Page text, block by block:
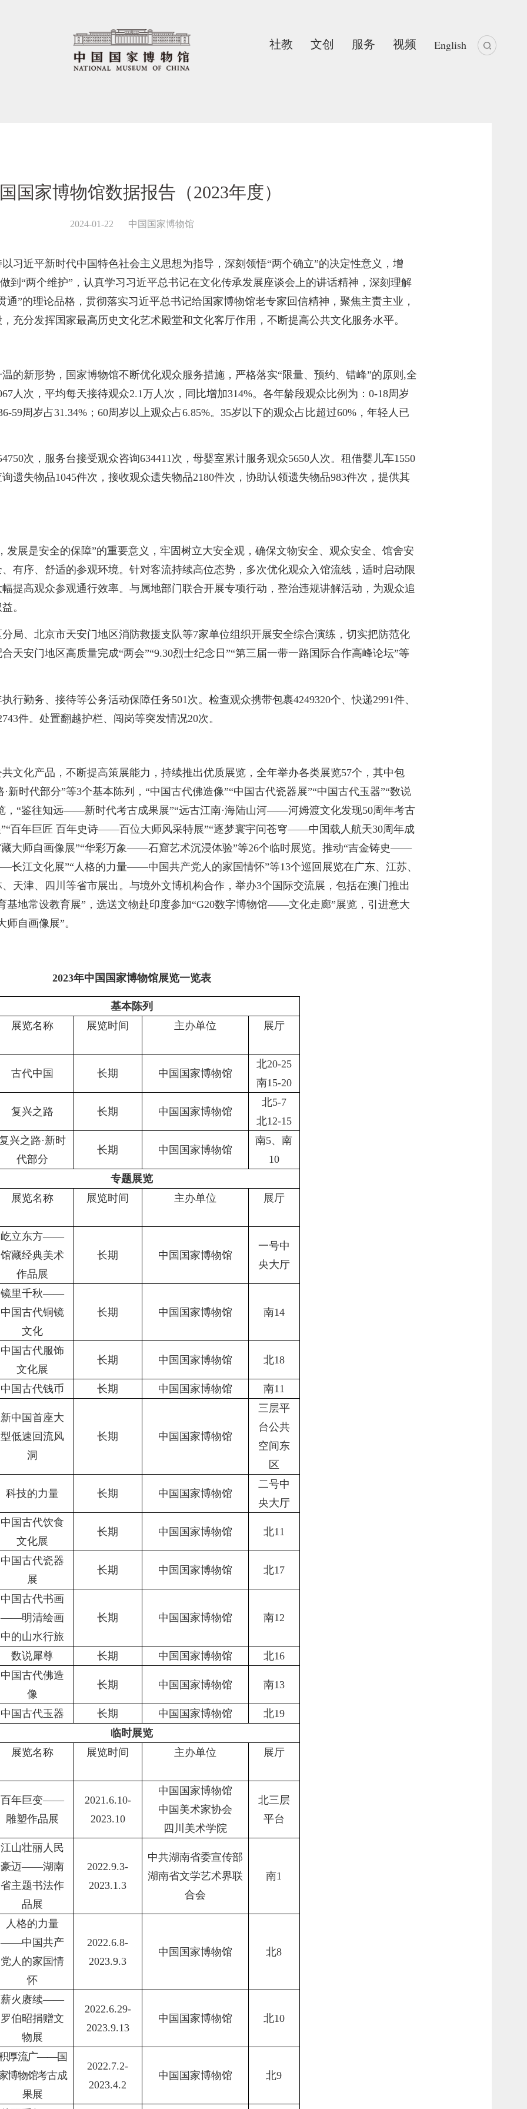
社教 文创 服务 视频 English
国家博物馆数据报告（2023年度）
2024-01-22 中国国家博物馆
习近平新时代中国特色社会主义思想为指导，深刻领悟“两个确立”的决定性意义，增
到“两个维护”，认真学习习近平总书记在文化传承发展座谈会上的讲话精神，深刻理解
通”的理论品格，贯彻落实习近平总书记给国家博物馆老专家回信精神，聚焦主责主业，
充分发挥国家最高历史文化艺术殿堂和文化客厅作用，不断提高公共文化服务水平。
的新形势，国家博物馆不断优化观众服务措施，严格落实“限量、预约、错峰”的原则,全
人次，平均每天接待观众2.1万人次，同比增加314%。各年龄段观众比例为：0-18周岁
59周岁占31.34%；60周岁以上观众占6.85%。35岁以下的观众占比超过60%，年轻人已
次，服务台接受观众咨询634411次，母婴室累计服务观众5650人次。租借婴儿车1550
遗失物品1045件次，接收观众遗失物品2180件次，协助认领遗失物品983件次，提供其
发展是安全的保障”的重要意义，牢固树立大安全观，确保文物安全、观众安全、馆舍安
有序、舒适的参观环境。针对客流持续高位态势，多次优化观众入馆流线，适时启动限
提高观众参观通行效率。与属地部门联合开展专项行动，整治违规讲解活动，为观众追
。
局、北京市天安门地区消防救援支队等7家单位组织开展安全综合演练，切实把防范化
天安门地区高质量完成“两会”“9.30烈士纪念日”“第三届一带一路国际合作高峰论坛”等
行勤务、接待等公务活动保障任务501次。检查观众携带包裹4249320个、快递2991件、
件。处置翻越护栏、闯岗等突发情况20次。
文化产品，不断提高策展能力，持续推出优质展览，全年举办各类展览57个，其中包
新时代部分”等3个基本陈列，“中国古代佛造像”“中国古代瓷器展”“中国古代玉器”“数说
，“鉴往知远——新时代考古成果展”“远古江南·海陆山河——河姆渡文化发现50周年考古
百年巨匠 百年史诗——百位大师风采特展”“逐梦寰宇问苍穹——中国载人航天30周年成
大师自画像展”“华彩万象——石窟艺术沉浸体验”等26个临时展览。推动“吉金铸史——
长江文化展”“人格的力量——中国共产党人的家国情怀”等13个巡回展览在广东、江苏、
天津、四川等省市展出。与境外文博机构合作，举办3个国际交流展，包括在澳门推出
地常设教育展”，选送文物赴印度参加“G20数字博物馆——文化走廊”展览，引进意大
自画像展”。
2023年中国国家博物馆展览一览表
基本陈列
展览名称 展览时间 主办单位 展厅
古代中国 长期 中国国家博物馆
北20-25
南15-20
复兴之路 长期 中国国家博物馆
北5-7
北12-15
兴之路·新时
代部分
长期 中国国家博物馆
南5、南
10
专题展览
展览名称 展览时间 主办单位 展厅
屹立东方——
馆藏经典美术
作品展
长期 中国国家博物馆
一号中
央大厅
镜里千秋——
中国古代铜镜
文化
长期 中国国家博物馆 南14
中国古代服饰
文化展
长期 中国国家博物馆 北18
中国古代钱币 长期 中国国家博物馆 南11
新中国首座大
型低速回流风
洞
长期 中国国家博物馆
三层平
台公共
空间东
区
科技的力量 长期 中国国家博物馆
二号中
央大厅
中国古代饮食
文化展
长期 中国国家博物馆 北11
中国古代瓷器
展
长期 中国国家博物馆 北17
中国古代书画
——明清绘画
中的山水行旅
长期 中国国家博物馆 南12
数说犀尊 长期 中国国家博物馆 北16
中国古代佛造
像
长期 中国国家博物馆 南13
中国古代玉器 长期 中国国家博物馆 北19
临时展览
展览名称 展览时间 主办单位 展厅
百年巨变——
雕塑作品展
2021.6.10-
2023.10
中国国家博物馆
中国美术家协会
四川美术学院
北三层
平台
江山壮丽人民
豪迈——湖南
省主题书法作
品展
2022.9.3-
2023.1.3
中共湖南省委宣传部
湖南省文学艺术界联
合会
南1
人格的力量
——中国共产
党人的家国情
怀
2022.6.8-
2023.9.3
中国国家博物馆 北8
薪火赓续——
罗伯昭捐赠文
物展
2022.6.29-
2023.9.13
中国国家博物馆 北10
厚流广——国
博物馆考古成
果展
2022.7.2-
2023.4.2
中国国家博物馆 北9